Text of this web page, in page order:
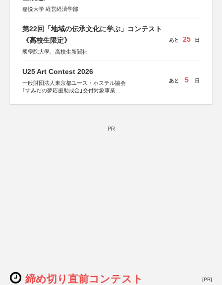
嘉悦大学 経営経済学部
第22回「地域の伝承文化に学ぶ」コンテスト
《高校生限定》
國學院大學、高校生新聞社
あと 25 日
U25 Art Contest 2026
一般財団法人東京都ユース・ホステル協会
｢すみだの夢応援助成金｣交付対象事業
あと 5 日
PR
締め切り直前コンテスト [PR]